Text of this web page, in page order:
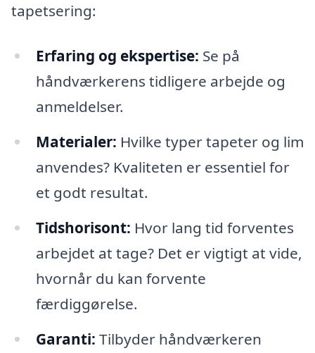
tapetsering:
Erfaring og ekspertise: Se på
håndværkerens tidligere arbejde og
anmeldelser.
Materialer: Hvilke typer tapeter og lim
anvendes? Kvaliteten er essentiel for
et godt resultat.
Tidshorisont: Hvor lang tid forventes
arbejdet at tage? Det er vigtigt at vide,
hvornår du kan forvente
færdiggørelse.
Garanti: Tilbyder håndværkeren